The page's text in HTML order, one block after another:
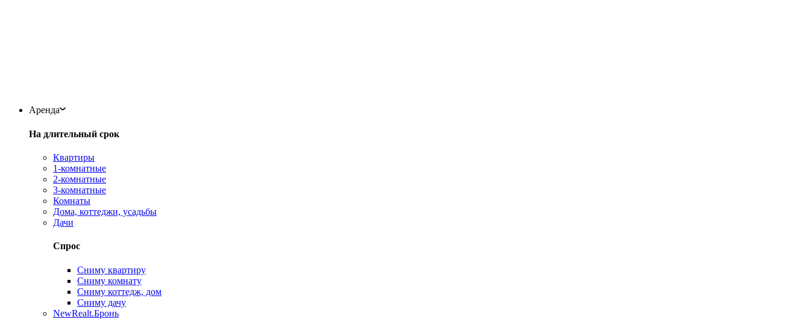
Аренда
На длительный срок
Квартиры
1-комнатные
2-комнатные
3-комнатные
Комнаты
Дома, коттеджи, усадьбы
Дачи
Спрос
Сниму квартиру
Сниму комнату
Сниму коттедж, дом
Сниму дачу
NewRealt.Бронь